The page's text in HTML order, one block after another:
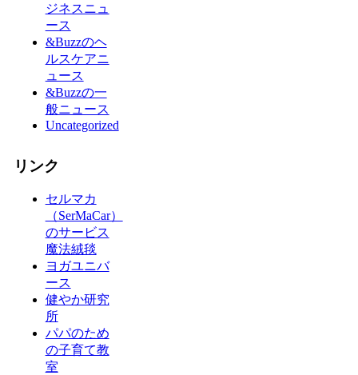
ジネスニュ
ース
&Buzzのヘ
ルスケアニ
ュース
&Buzzの一
般ニュース
Uncategorized
リンク
セルマカ
（SerMaCar）
のサービス
魔法絨毯
ヨガユニバ
ース
健やか研究
所
パパのため
の子育て教
室